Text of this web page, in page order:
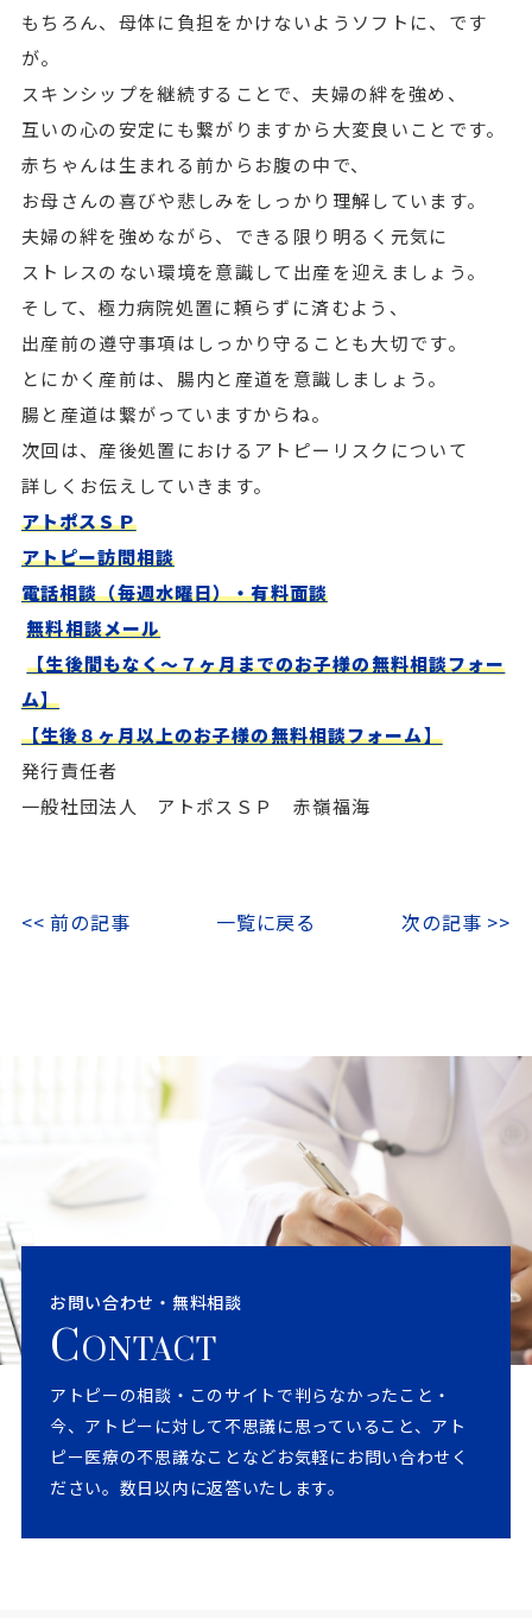
もちろん、母体に負担をかけないようソフトに、です
が。
スキンシップを継続することで、夫婦の絆を強め、
互いの心の安定にも繋がりますから大変良いことです。
赤ちゃんは生まれる前からお腹の中で、
お母さんの喜びや悲しみをしっかり理解しています。
夫婦の絆を強めながら、できる限り明るく元気に
ストレスのない環境を意識して出産を迎えましょう。
そして、極力病院処置に頼らずに済むよう、
出産前の遵守事項はしっかり守ることも大切です。
とにかく産前は、腸内と産道を意識しましょう。
腸と産道は繋がっていますからね。
次回は、産後処置におけるアトピーリスクについて
詳しくお伝えしていきます。
アトポスＳＰ
アトピー訪問相談
電話相談（毎週水曜日）・有料面談
無料相談メール
【生後間もなく～７ヶ月までのお子様の無料相談フォー
ム】
【生後８ヶ月以上のお子様の無料相談フォーム】
発行責任者
一般社団法人 アトポスＳＰ 赤嶺福海
<< 前の記事 一覧に戻る 次の記事 >>
お問い合わせ・無料相談
CONTACT
アトピーの相談・このサイトで判らなかったこと・
今、アトピーに対して不思議に思っていること、アト
ピー医療の不思議なことなどお気軽にお問い合わせく
ださい。数日以内に返答いたします。